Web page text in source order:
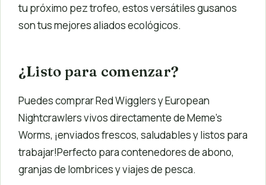
tu próximo pez trofeo, estos versátiles gusanos
son tus mejores aliados ecológicos.
¿Listo para comenzar?
Puedes comprar Red Wigglers y European
Nightcrawlers vivos directamente de Meme’s
Worms, ¡enviados frescos, saludables y listos para
trabajar!Perfecto para contenedores de abono,
granjas de lombrices y viajes de pesca.